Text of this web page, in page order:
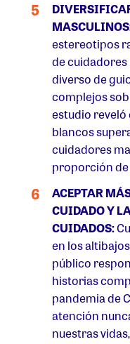
estereotipos
de cuidadores
diverso de
complejos
estudio reveló
blancos
cuidadores
proporción de
ACEPTAR
CUIDADO Y
CUIDADOS:
en los
público
historias
pandemia de
atención
nuestras